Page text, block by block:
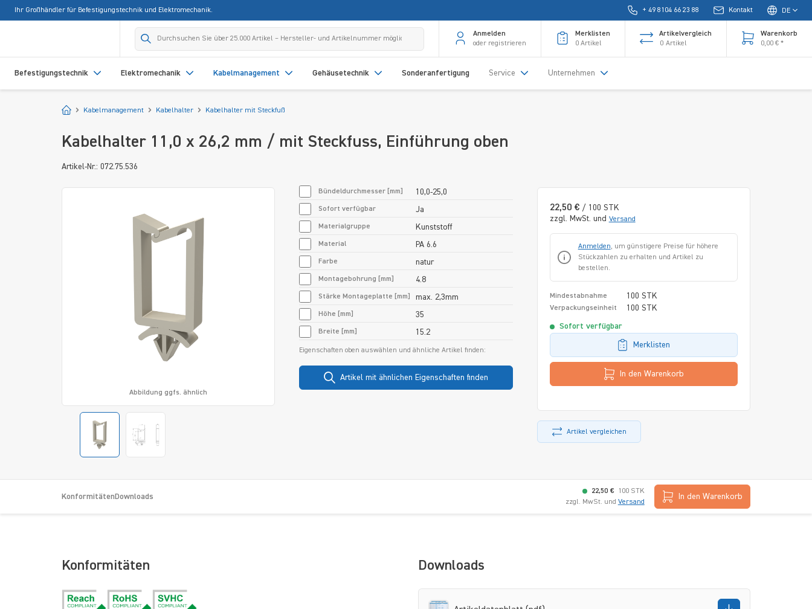
Zur Hauptnavigation springen
Ihr Großhändler für Befestigungstechnik und Elektromechanik. + 49 8104 66 23 88 Kontakt DE
Anmelden
oder registrieren
Merklisten
0 Artikel
Artikelvergleich
0 Artikel
Warenkorb
0,00 € *
Befestigungstechnik Elektromechanik Kabelmanagement Gehäusetechnik Sonderanfertigung Service Unternehmen
Startseite
Kabelmanagement Kabelhalter Kabelhalter mit Steckfuß
Kabelhalter 11,0 x 26,2 mm / mit Steckfuss, Einführung oben
Artikel-Nr.: 072.75.536
Abbildung ggfs. ähnlich
22,50 € / 100 STK
zzgl. MwSt. und Versand
Anmelden, um günstigere Preise für höhere
Stückzahlen zu erhalten und Artikel zu
bestellen.
Mindestabnahme 100 STK
Verpackungseinheit 100 STK
Sofort verfügbar
Merklisten
In den Warenkorb
Artikel vergleichen
Bündeldurchmesser [mm] 10,0-25,0
Sofort verfügbar Ja
Materialgruppe Kunststoff
Material PA 6.6
Farbe natur
Montagebohrung [mm] 4.8
Stärke Montageplatte [mm] max. 2,3mm
Höhe [mm] 35
Breite [mm] 15.2
Eigenschaften oben auswählen und ähnliche Artikel finden:
Artikel mit ähnlichen Eigenschaften finden
Konformitäten Downloads
22,50 €
100 STK
zzgl. MwSt. und Versand
In den Warenkorb
Konformitäten Downloads